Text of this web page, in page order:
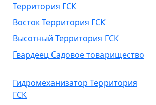
Территория ГСК
Восток Территория ГСК
Высотный Территория ГСК
Гвардеец Садовое товарищество
Гидромеханизатор Территория
ГСК